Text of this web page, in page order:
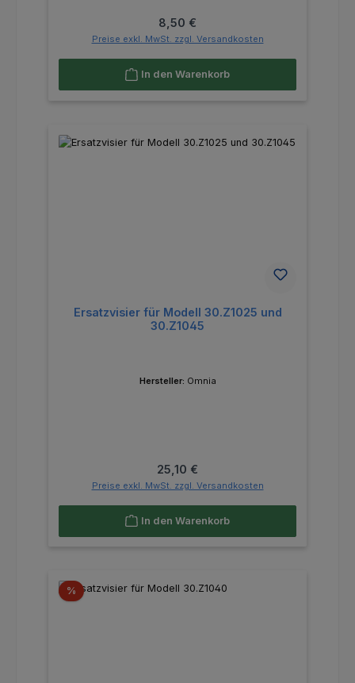
Regulärer Preis:
8,50 €
Preise exkl. MwSt. zzgl. Versandkosten
In den Warenkorb
Ersatzvisier für Modell 30.Z1025 und
30.Z1045
Hersteller: Omnia
Regulärer Preis:
25,10 €
Preise exkl. MwSt. zzgl. Versandkosten
In den Warenkorb
%Rabatt